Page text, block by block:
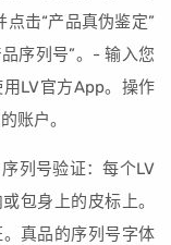
击“产品真伪鉴定”
序列号”。- 输入您
LV官方App。操作
账户。
列号验证：每个LV
包身上的皮标上。
真品的序列号字体